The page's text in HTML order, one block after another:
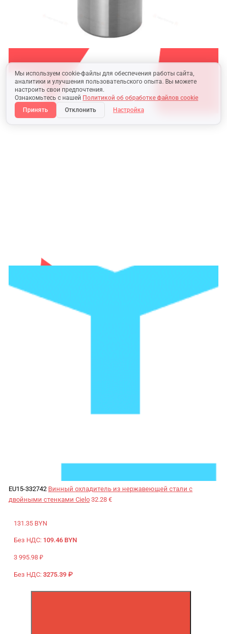
Мы используем cookie-файлы для обеспечения работы сайта,
аналитики и улучшения пользовательского опыта. Вы можете
настроить свои предпочтения.
Ознакомьтесь с нашей Политикой об обработке файлов cookie
Принять
Отклонить Настройка
EU15-332742 Винный охладитель из нержавеющей стали с
двойными стенками Cielo 32.28 €
131.35 BYN
Без НДС: 109.46 BYN
3 995.98 ₽
Без НДС: 3275.39 ₽